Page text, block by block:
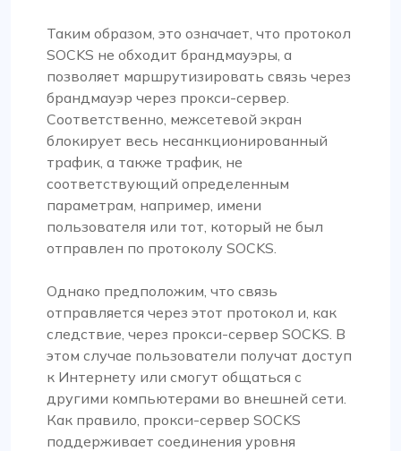
Таким образом, это означает, что протокол
SOCKS не обходит брандмауэры, а
позволяет маршрутизировать связь через
брандмауэр через прокси-сервер.
Соответственно, межсетевой экран
блокирует весь несанкционированный
трафик, а также трафик, не
соответствующий определенным
параметрам, например, имени
пользователя или тот, который не был
отправлен по протоколу SOCKS.
Однако предположим, что связь
отправляется через этот протокол и, как
следствие, через прокси-сервер SOCKS. В
этом случае пользователи получат доступ
к Интернету или смогут общаться с
другими компьютерами во внешней сети.
Как правило, прокси-сервер SOCKS
поддерживает соединения уровня